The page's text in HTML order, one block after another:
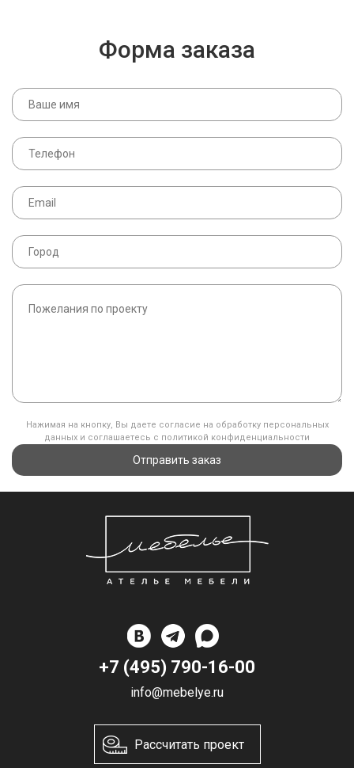
Форма заказа
Нажимая на кнопку, Вы даете согласие на обработку персональных
данных и соглашаетесь с политикой конфиденциальности
Отправить заказ
+7 (495) 790-16-00
info@mebelye.ru
Рассчитать проект